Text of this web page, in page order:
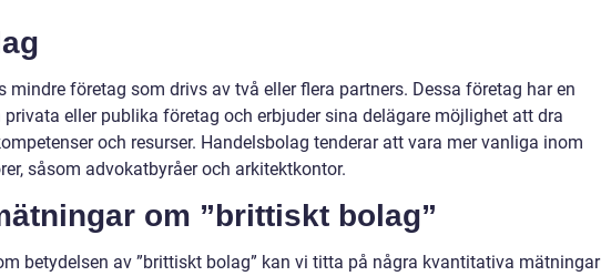
mindre företag som drivs av två eller flera partners. Dessa företag har en
eller publika företag och erbjuder sina delägare möjlighet att dra
och resurser. Handelsbolag tenderar att vara mer vanliga inom
såsom advokatbyråer och arkitektkontor.
om ”brittiskt bolag”
betydelsen av ”brittiskt bolag” kan vi titta på några kvantitativa mätningar